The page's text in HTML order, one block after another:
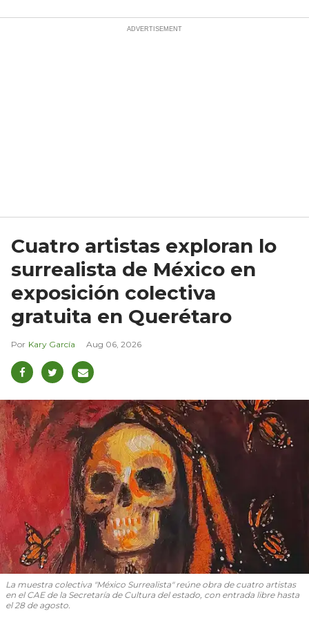
Cuatro artistas exploran lo
surrealista de México en
exposición colectiva
gratuita en Querétaro
Kary García Aug 06, 2026
La muestra colectiva "México Surrealista" reúne obra de cuatro artistas
en el CAE de la Secretaría de Cultura del estado, con entrada libre hasta
el 28 de agosto.